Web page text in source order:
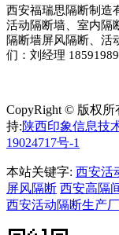
西安福瑞思隔断制造
活动隔断墙、室内隔
隔断墙屏风隔断、活
们：刘经理
CopyRight © 版权所
持:陕西印象信息技
19024717号-1
本站关键字: 西安活
屏风隔断 西安高隔
西安活动隔断生产